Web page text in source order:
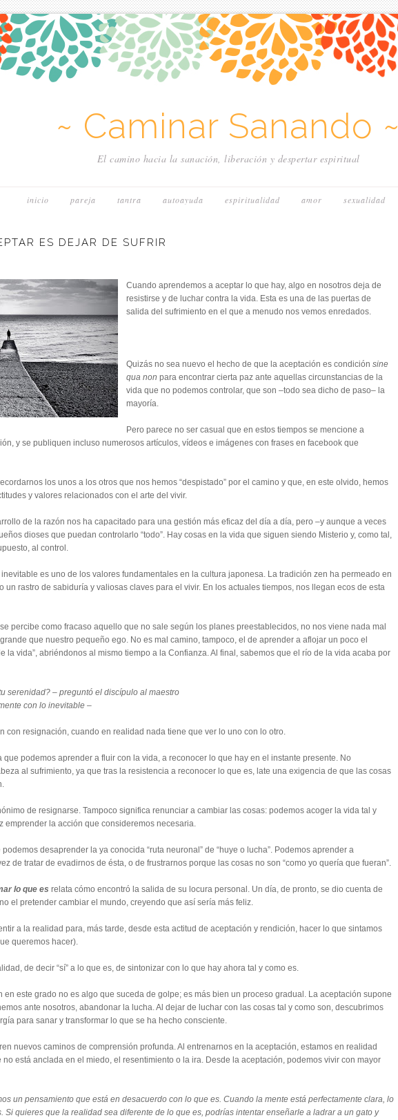
~ Caminar Sanando ~
El camino hacia la sanación, liberación y despertar espiritual
inicio pareja tantra autoayuda espiritualidad amor sexualidad
ES DEJAR DE SUFRIR
Cuando aprendemos a aceptar lo que hay, algo en nosotros deja de
resistirse y de luchar contra la vida. Esta es una de las puertas de
salida del sufrimiento en el que a menudo nos vemos enredados.
Quizás no sea nuevo el hecho de que la aceptación es condición sine
qua non para encontrar cierta paz ante aquellas circunstancias de la
vida que no podemos controlar, que son –todo sea dicho de paso– la
mayoría.
Pero parece no ser casual que en estos tiempos se mencione a
y se publiquen incluso numerosos artículos, vídeos e imágenes con frases en facebook que
los unos a los otros que nos hemos “despistado” por el camino y que, en este olvido, hemos
y valores relacionados con el arte del vivir.
de la razón nos ha capacitado para una gestión más eficaz del día a día, pero –y aunque a veces
dioses que puedan controlarlo “todo”. Hay cosas en la vida que siguen siendo Misterio y, como tal,
al control.
es uno de los valores fundamentales en la cultura japonesa. La tradición zen ha permeado en
un rastro de sabiduría y valiosas claves para el vivir. En los actuales tiempos, nos llegan ecos de esta
percibe como fracaso aquello que no sale según los planes preestablecidos, no nos viene nada mal
que nuestro pequeño ego. No es mal camino, tampoco, el de aprender a aflojar un poco el
la vida”, abriéndonos al mismo tiempo a la Confianza. Al final, sabemos que el río de la vida acaba por
serenidad? – preguntó el discípulo al maestro
con lo inevitable –
con resignación, cuando en realidad nada tiene que ver lo uno con lo otro.
que podemos aprender a fluir con la vida, a reconocer lo que hay en el instante presente. No
al sufrimiento, ya que tras la resistencia a reconocer lo que es, late una exigencia de que las cosas
de resignarse. Tampoco significa renunciar a cambiar las cosas: podemos acoger la vida tal y
emprender la acción que consideremos necesaria.
desaprender la ya conocida “ruta neuronal” de “huye o lucha”. Podemos aprender a
de tratar de evadirnos de ésta, o de frustrarnos porque las cosas no son “como yo quería que fueran”.
lo que es relata cómo encontró la salida de su locura personal. Un día, de pronto, se dio cuenta de
el pretender cambiar el mundo, creyendo que así sería más feliz.
a la realidad para, más tarde, desde esta actitud de aceptación y rendición, hacer lo que sintamos
queremos hacer).
de decir “sí” a lo que es, de sintonizar con lo que hay ahora tal y como es.
en este grado no es algo que suceda de golpe; es más bien un proceso gradual. La aceptación supone
ante nosotros, abandonar la lucha. Al dejar de luchar con las cosas tal y como son, descubrimos
para sanar y transformar lo que se ha hecho consciente.
nuevos caminos de comprensión profunda. Al entrenarnos en la aceptación, estamos en realidad
no está anclada en el miedo, el resentimiento o la ira. Desde la aceptación, podemos vivir con mayor
un pensamiento que está en desacuerdo con lo que es. Cuando la mente está perfectamente clara, lo
Si quieres que la realidad sea diferente de lo que es, podrías intentar enseñarle a ladrar a un gato y